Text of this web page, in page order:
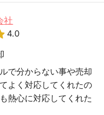
社
4.0
で分からない事や売却
よく対応してくれたの
熱心に対応してくれた